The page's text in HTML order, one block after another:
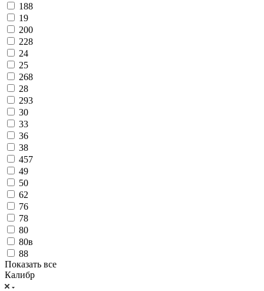
188
19
200
228
24
25
268
28
293
30
33
36
38
457
49
50
62
76
78
80
80в
88
Показать все
Калибр